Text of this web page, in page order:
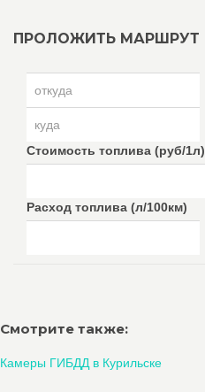
ПРОЛОЖИТЬ МАРШРУТ
Стоимость топлива (руб/1л)
Расход топлива (л/100км)
Смотрите также:
Камеры ГИБДД в Курильске